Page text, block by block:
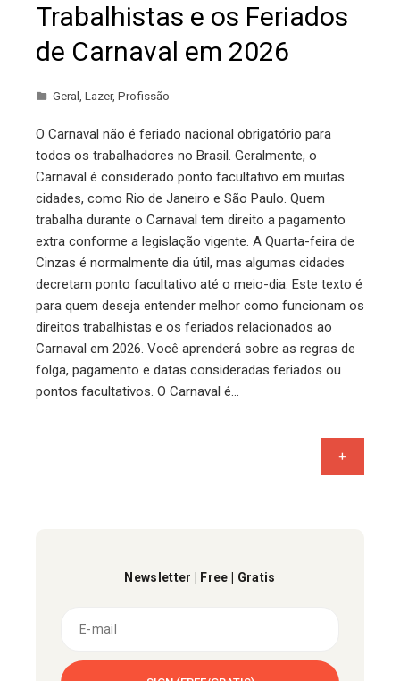
Trabalhistas e os Feriados
de Carnaval em 2026
Geral, Lazer, Profissão
O Carnaval não é feriado nacional obrigatório para
todos os trabalhadores no Brasil. Geralmente, o
Carnaval é considerado ponto facultativo em muitas
cidades, como Rio de Janeiro e São Paulo. Quem
trabalha durante o Carnaval tem direito a pagamento
extra conforme a legislação vigente. A Quarta-feira de
Cinzas é normalmente dia útil, mas algumas cidades
decretam ponto facultativo até o meio-dia. Este texto é
para quem deseja entender melhor como funcionam os
direitos trabalhistas e os feriados relacionados ao
Carnaval em 2026. Você aprenderá sobre as regras de
folga, pagamento e datas consideradas feriados ou
pontos facultativos. O Carnaval é…
+
Newsletter | Free | Gratis